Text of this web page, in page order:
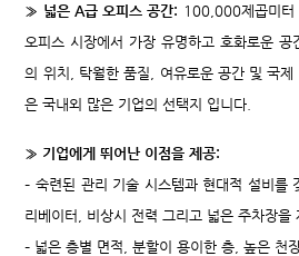
» 넓은 A급 오피스 공간: 100,000제곱미터
오피스 시장에서 가장 유명하고 호화로운 공
의 위치, 탁월한 품질, 여유로운 공간 및 국
은 국내외 많은 기업의 선택지 입니다.
» 기업에게 뛰어난 이점을 제공:
– 숙련된 관리 기술 시스템과 현대적 설비를
리베이터, 비상시 전력 그리고 넓은 주차장을
– 넓은 층별 면적, 분할이 용이한 층, 높은 천장